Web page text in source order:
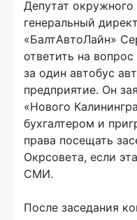
Депутат
генеральный
«БалтАвтоЛайн»
ответить на
за один автобус
предприятие. Он
«Нового
бухгалтером и
права посещать
Окрсовета, если
СМИ.
После заседания